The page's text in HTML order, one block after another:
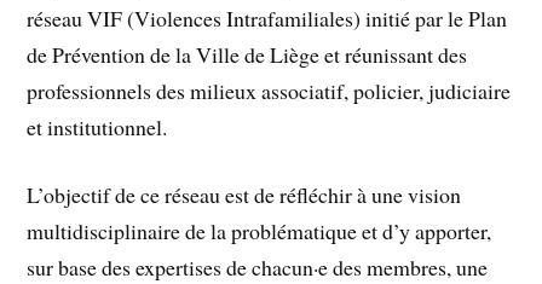
réseau VIF (Violences Intrafamiliales) initié par le Plan
de Prévention de la Ville de Liège et réunissant des
professionnels des milieux associatif, policier, judiciaire
et institutionnel.
L’objectif de ce réseau est de réfléchir à une vision
multidisciplinaire de la problématique et d’y apporter,
sur base des expertises de chacun·e des membres, une